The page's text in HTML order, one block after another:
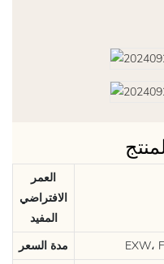
العمر
الافتراضي
المفيد
مدة السعر